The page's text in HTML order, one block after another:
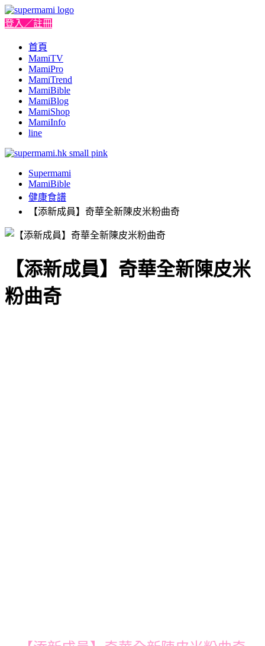
登入／註冊
首頁
MamiTV
MamiPro
MamiTrend
MamiBible
MamiBlog
MamiShop
MamiInfo
line
Supermami
MamiBible
健康食譜
【添新成員】奇華全新陳皮米粉曲奇
【添新成員】奇華全新陳皮米
粉曲奇